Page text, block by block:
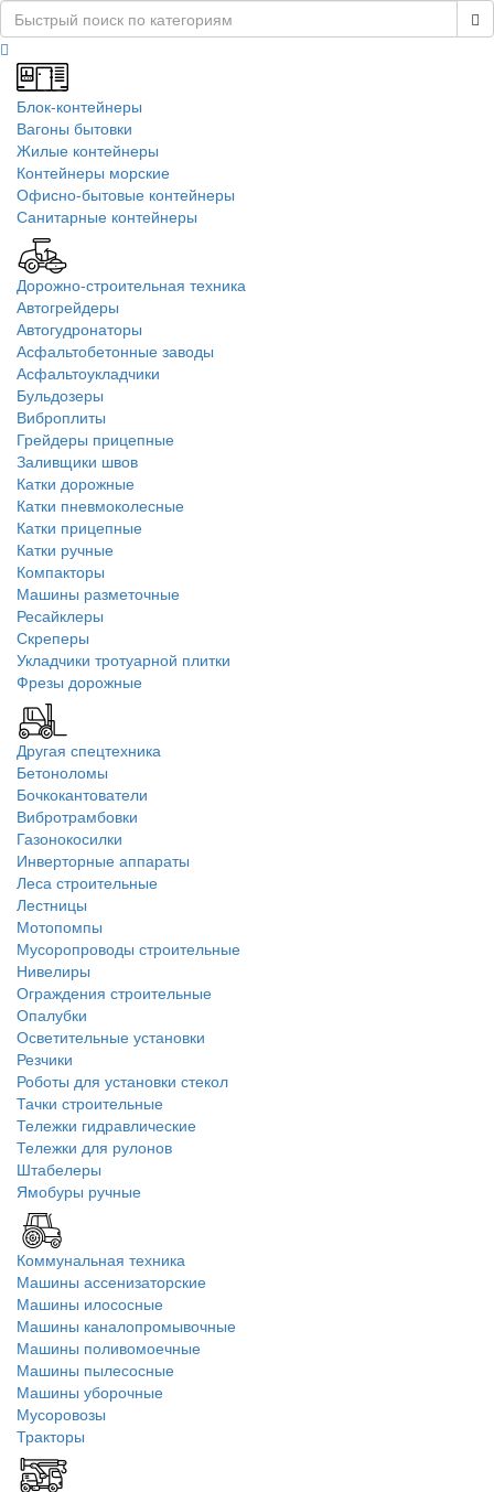
Блок-контейнеры
Вагоны бытовки
Жилые контейнеры
Контейнеры морские
Офисно-бытовые контейнеры
Санитарные контейнеры
Дорожно-строительная техника
Автогрейдеры
Автогудронаторы
Асфальтобетонные заводы
Асфальтоукладчики
Бульдозеры
Виброплиты
Грейдеры прицепные
Заливщики швов
Катки дорожные
Катки пневмоколесные
Катки прицепные
Катки ручные
Компакторы
Машины разметочные
Ресайклеры
Скреперы
Укладчики тротуарной плитки
Фрезы дорожные
Другая спецтехника
Бетоноломы
Бочкокантователи
Вибротрамбовки
Газонокосилки
Инверторные аппараты
Леса строительные
Лестницы
Мотопомпы
Мусоропроводы строительные
Нивелиры
Ограждения строительные
Опалубки
Осветительные установки
Резчики
Роботы для установки стекол
Тачки строительные
Тележки гидравлические
Тележки для рулонов
Штабелеры
Ямобуры ручные
Коммунальная техника
Машины ассенизаторские
Машины илососные
Машины каналопромывочные
Машины поливомоечные
Машины пылесосные
Машины уборочные
Мусоровозы
Тракторы